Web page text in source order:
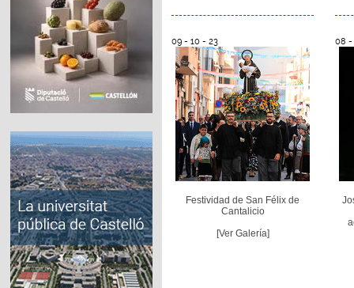
09 - 10 - 23
Festividad de San Félix de
Cantalicio
[Ver Galería]
08 -